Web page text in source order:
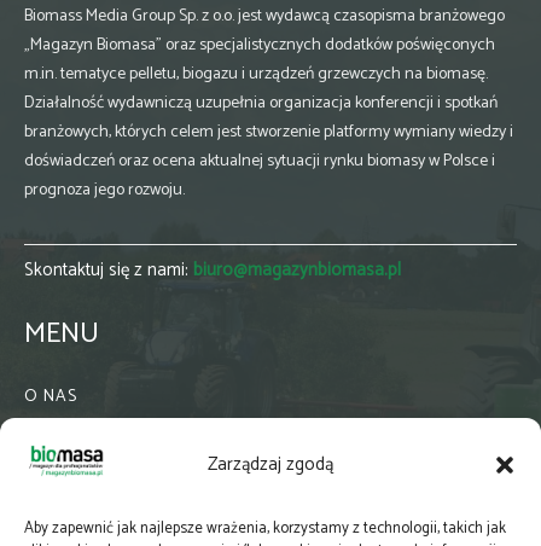
Zarządzaj zgodą
Aby zapewnić jak najlepsze wrażenia, korzystamy z technologii, takich jak
Biomass Media Group Sp. z o.o. jest wydawcą czasopisma branżowego
„Magazyn Biomasa” oraz specjalistycznych dodatków poświęconych
m.in. tematyce pelletu, biogazu i urządzeń grzewczych na biomasę.
Działalność wydawniczą uzupełnia organizacja konferencji i spotkań
branżowych, których celem jest stworzenie platformy wymiany wiedzy i
doświadczeń oraz ocena aktualnej sytuacji rynku biomasy w Polsce i
prognoza jego rozwoju.
Skontaktuj się z nami: biuro@magazynbiomasa.pl
MENU
O NAS
WSPÓŁPRACA